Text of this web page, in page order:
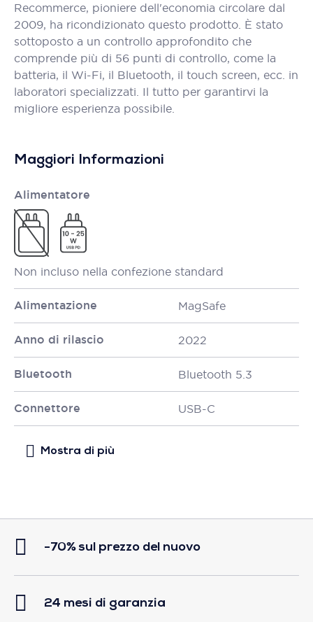
Recommerce, pioniere dell'economia circolare dal
2009, ha ricondizionato questo prodotto. È stato
sottoposto a un controllo approfondito che
comprende più di 56 punti di controllo, come la
batteria, il Wi-Fi, il Bluetooth, il touch screen, ecc. in
laboratori specializzati. Il tutto per garantirvi la
migliore esperienza possibile.
Maggiori Informazioni
Alimentatore
Non incluso nella confezione standard
Alimentazione MagSafe
Anno di rilascio 2022
Bluetooth Bluetooth 5.3
Connettore USB-C
-70% sul prezzo del nuovo
24 mesi di garanzia